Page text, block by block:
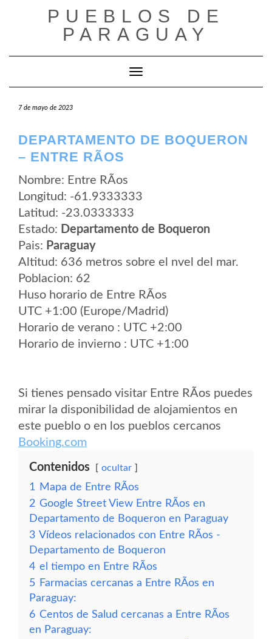
PUEBLOS DE
PARAGUAY
Cambiar modo de navegación
7 de mayo de 2023
DEPARTAMENTO DE BOQUERON
– ENTRE RÃ­OS
Nombre: Entre RÃ­os
Longitud: -61.9333333
Latitud: -23.0333333
Estado: Departamento de Boqueron
Pais: Paraguay
Altitud: 636 metros sobre el nvel del mar.
Poblacion: 62
Huso horario de Entre RÃ­os
UTC +1:00 (Europe/Madrid)
Horario de verano : UTC +2:00
Horario de invierno : UTC +1:00
Si tienes pensado visitar Entre RÃ­os puedes
mirar la disponibilidad de alojamientos en
este pueblo o en los pueblos cercanos
Booking.com
Contenidos ocultar
1
Mapa de Entre RÃ­os
2 Google Street View Entre RÃ­os en
Departamento de Boqueron en Paraguay
3 Vídeos relacionados con Entre RÃ­os -
Departamento de Boqueron
4 el tiempo en Entre RÃ­os
5 Farmacias cercanas a Entre RÃ­os en
Paraguay:
6 Centos de Salud cercanas a Entre RÃ­os
en Paraguay: